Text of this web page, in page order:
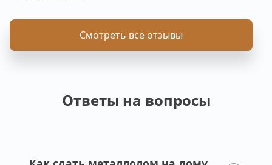
Смотреть все отзывы
Ответы на вопросы